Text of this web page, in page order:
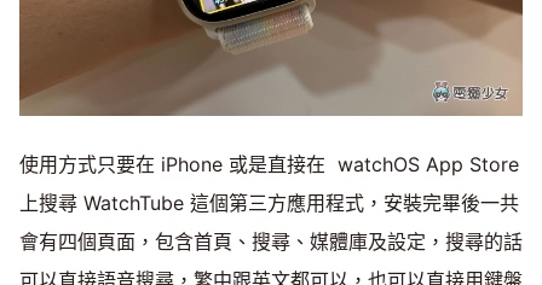
使用方式只要在 iPhone 或是直接在 watchOS App Store
上搜尋 WatchTube 這個第三方應用程式，安裝完畢後一共
會有四個頁面，包含首頁、搜尋、媒體庫及設定，搜尋的話
可以直接語音搜尋，繁中跟英文都可以，也可以直接用鍵盤